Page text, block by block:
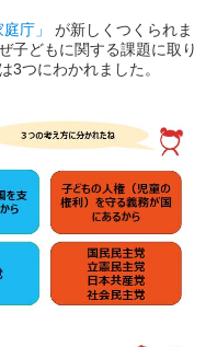
庭庁」 が新しくつくられま
ぜ子どもに関する課題に取り
3つにわかれました。